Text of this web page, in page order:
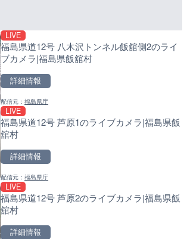
LIVE
福島県道12号 八木沢トンネル飯舘側2のライ
ブカメラ|福島県飯舘村
詳細情報
配信元：福島県庁
LIVE
福島県道12号 芦原1のライブカメラ|福島県飯
舘村
詳細情報
配信元：福島県庁
LIVE
福島県道12号 芦原2のライブカメラ|福島県飯
舘村
詳細情報
LIVE停止
内海海水浴場のライブカ
配信元：南知多町観光協会
LIVE
配信元：YASU海の駅CLUB
LIVE
LIVE
導目木川 花立砂防堰堤下
配信元：福岡県庁県土整備部河川課
LIVE
配信元：国土交通省 北海道開発局
LIVE